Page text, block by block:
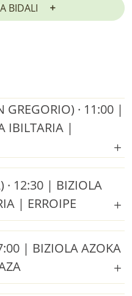
BIDALI
GREGORIO) · 11:00 |
IBILTARIA |
· 12:30 | BIZIOLA
| ERROIPE
| BIZIOLA AZOKA